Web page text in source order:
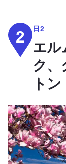
2 日2
エル
ク、
トン